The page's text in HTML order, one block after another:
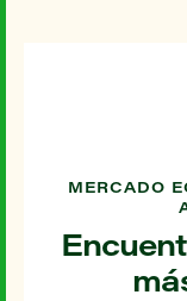
MERCADO